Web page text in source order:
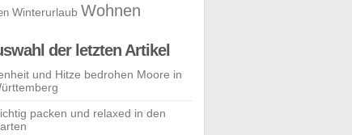
Winterurlaub Wohnen
der letzten Artikel
und Hitze bedrohen Moore in
packen und relaxed in den